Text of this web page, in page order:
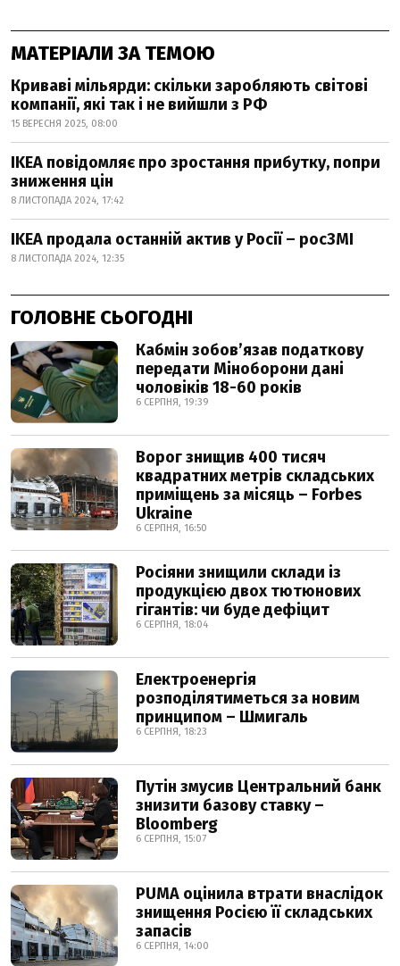
МАТЕРІАЛИ ЗА ТЕМОЮ
Криваві мільярди: скільки заробляють світові
компанії, які так і не вийшли з РФ
15 ВЕРЕСНЯ 2025, 08:00
IKEA повідомляє про зростання прибутку, попри
зниження цін
8 ЛИСТОПАДА 2024, 17:42
IKEA продала останній актив у Росії – росЗМІ
8 ЛИСТОПАДА 2024, 12:35
ГОЛОВНЕ СЬОГОДНІ
Кабмін зобовʼязав податкову
передати Міноборони дані
чоловіків 18-60 років
6 СЕРПНЯ, 19:39
Ворог знищив 400 тисяч
квадратних метрів складських
приміщень за місяць – Forbes
Ukraine
6 СЕРПНЯ, 16:50
Росіяни знищили склади із
продукцією двох тютюнових
гігантів: чи буде дефіцит
6 СЕРПНЯ, 18:04
Електроенергія
розподілятиметься за новим
принципом – Шмигаль
6 СЕРПНЯ, 18:23
Путін змусив Центральний банк
знизити базову ставку –
Bloomberg
6 СЕРПНЯ, 15:07
PUMA оцінила втрати внаслідок
знищення Росією її складських
запасів
6 СЕРПНЯ, 14:00